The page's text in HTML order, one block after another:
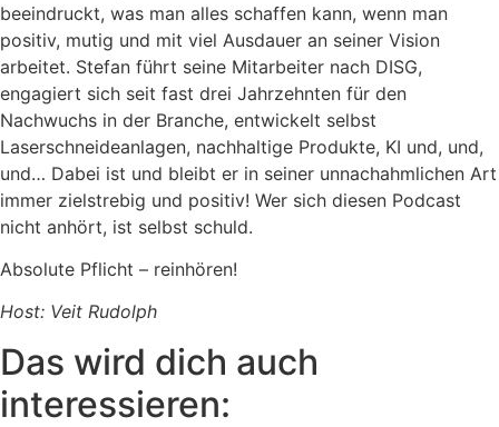
beeindruckt, was man alles schaffen kann, wenn man
positiv, mutig und mit viel Ausdauer an seiner Vision
arbeitet. Stefan führt seine Mitarbeiter nach DISG,
engagiert sich seit fast drei Jahrzehnten für den
Nachwuchs in der Branche, entwickelt selbst
Laserschneideanlagen, nachhaltige Produkte, KI und, und,
und… Dabei ist und bleibt er in seiner unnachahmlichen Art
immer zielstrebig und positiv! Wer sich diesen Podcast
nicht anhört, ist selbst schuld.
Absolute Pflicht – reinhören!
Host: Veit Rudolph
Das wird dich auch
interessieren: